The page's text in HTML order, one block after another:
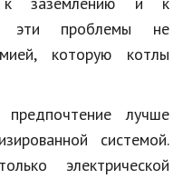
эти проблемы не
которую котлы
лучше
системой.
электрической